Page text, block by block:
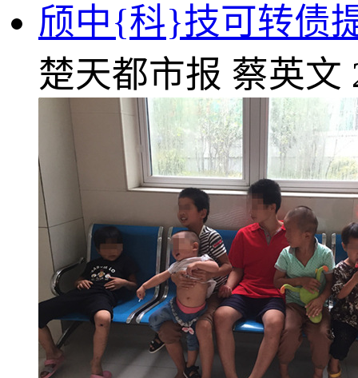
颀中{科}技可转债
楚天都市报 蔡英文